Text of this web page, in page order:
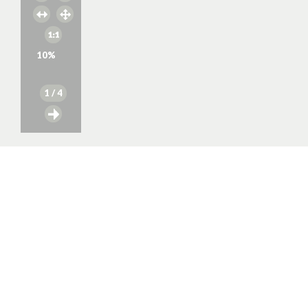
10%
1 / 4